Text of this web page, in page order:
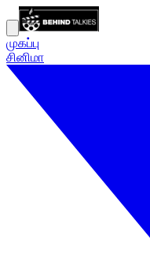
முகப்பு
சினிமா